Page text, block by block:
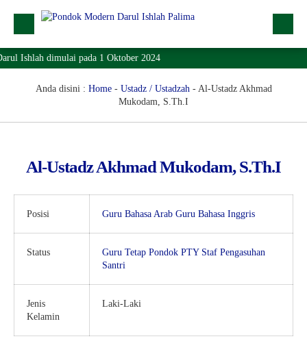
Profil
Dropdown
Lokasi
KONTAK
Ishlah dimulai pada 1 Oktober 2024
Anda disini : Home- Ustadz / Ustadzah- Al-Ustadz Akhmad
Mukodam, S.Th.I
Al-Ustadz Akhmad Mukodam, S.Th.I
Posisi Guru Bahasa Arab Guru Bahasa Inggris
Status Guru Tetap Pondok PTY Staf Pengasuhan
Santri
Jenis
Kelamin
Laki-Laki